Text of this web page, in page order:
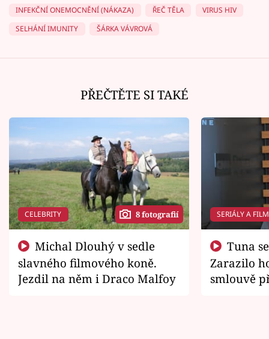
INFEKČNÍ ONEMOCNĚNÍ (NÁKAZA) ŘEČ TĚLA
VIRUS HIV
SELHÁNÍ IMUNITY
ŠÁRKA VÁVROVÁ
PŘEČTĚTE SI TAKÉ
CELEBRITY 8 fotografií
slavného filmového koně.
Jezdil na něm i Draco Malfoy
SERIÁLY A
Zarazilo
smlouvě